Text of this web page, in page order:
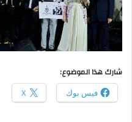
شارك هذا الموضوع:
فيس بوك X